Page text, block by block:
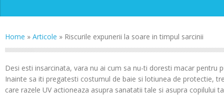
Home » Articole » Riscurile expunerii la soare in timpul sarcinii
Desi esti insarcinata, vara nu ai cum sa nu-ti doresti macar pentru
Inainte sa iti pregatesti costumul de baie si lotiunea de protectie,
care razele UV actioneaza asupra sanatatii tale si asupra copilului